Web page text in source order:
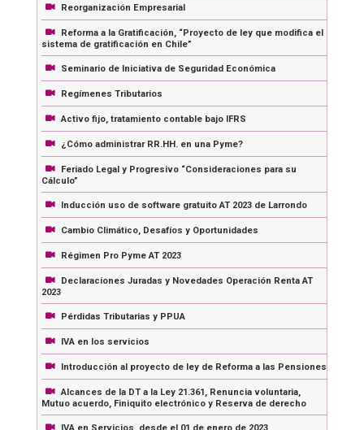
Reorganización Empresarial
Reforma a la Gratificación, “Proyecto de ley que modifica el
sistema de gratificación en Chile”
Seminario de Iniciativa de Seguridad Económica
Regímenes Tributarios
Activo fijo, tratamiento contable bajo IFRS
¿Cómo administrar RR.HH. en una Pyme?
Feriado Legal y Progresivo “Consideraciones para su
Cálculo”
Inducción uso de software gratuito AT 2023 de Larrondo
Cambio Climático, Desafíos y Oportunidades
Régimen Pro Pyme AT 2023
Declaraciones Juradas y Novedades Operación Renta AT
2023
Pérdidas Tributarias y PPUA
IVA en los servicios
Introducción al proyecto de ley de Reforma a las Pensiones
Alcances de la DT a la Ley 21.361, Renuncia voluntaria,
Mutuo acuerdo, Finiquito electrónico y Reserva de derecho
IVA en Servicios, desde el 01 de enero de 2023